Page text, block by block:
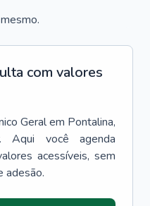
com valores
Geralem Pontalina,
Aqui você agenda
acessíveis, sem
adesão.